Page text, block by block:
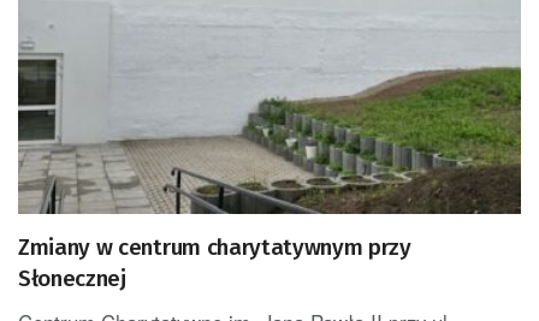
Zmiany w centrum charytatywnym przy
Słonecznej